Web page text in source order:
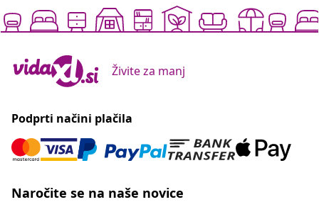
Živite za manj
Podprti načini plačila
Naročite se na naše novice